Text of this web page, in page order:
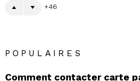
46
POPULAIRES
Comment contacter carte